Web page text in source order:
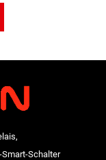
Schalter